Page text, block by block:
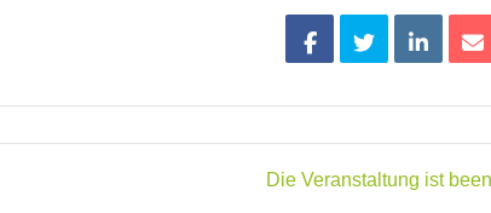
Die Veranstaltung ist